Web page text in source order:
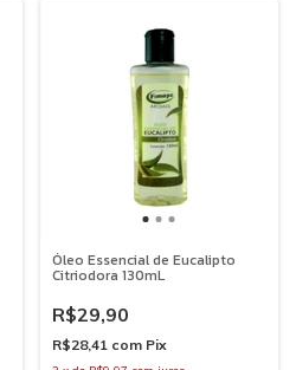
Óleo Essencial de Eucalipto
Citriodora 130mL
R$29,90
R$28,41 com Pix